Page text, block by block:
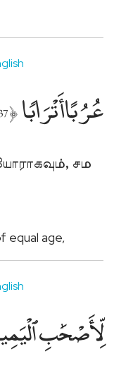
عُرُبًا أَتْرَابًۭا ﴿
சம
equal age,
لِّأَصْحَٰبِ